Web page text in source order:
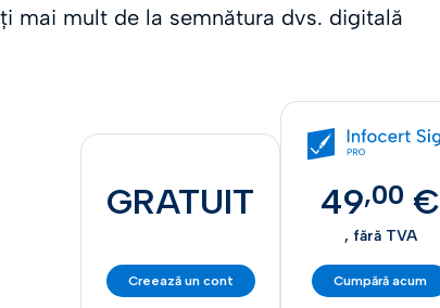
mai mult de la semnătura dvs. digitală
GRATUIT
Creează un cont
49,00 €
, fără TVA
Cumpără acum